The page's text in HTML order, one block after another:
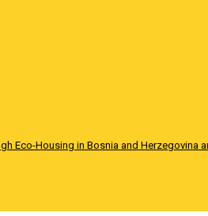
Eco-Housing in Bosnia and Herzegovina